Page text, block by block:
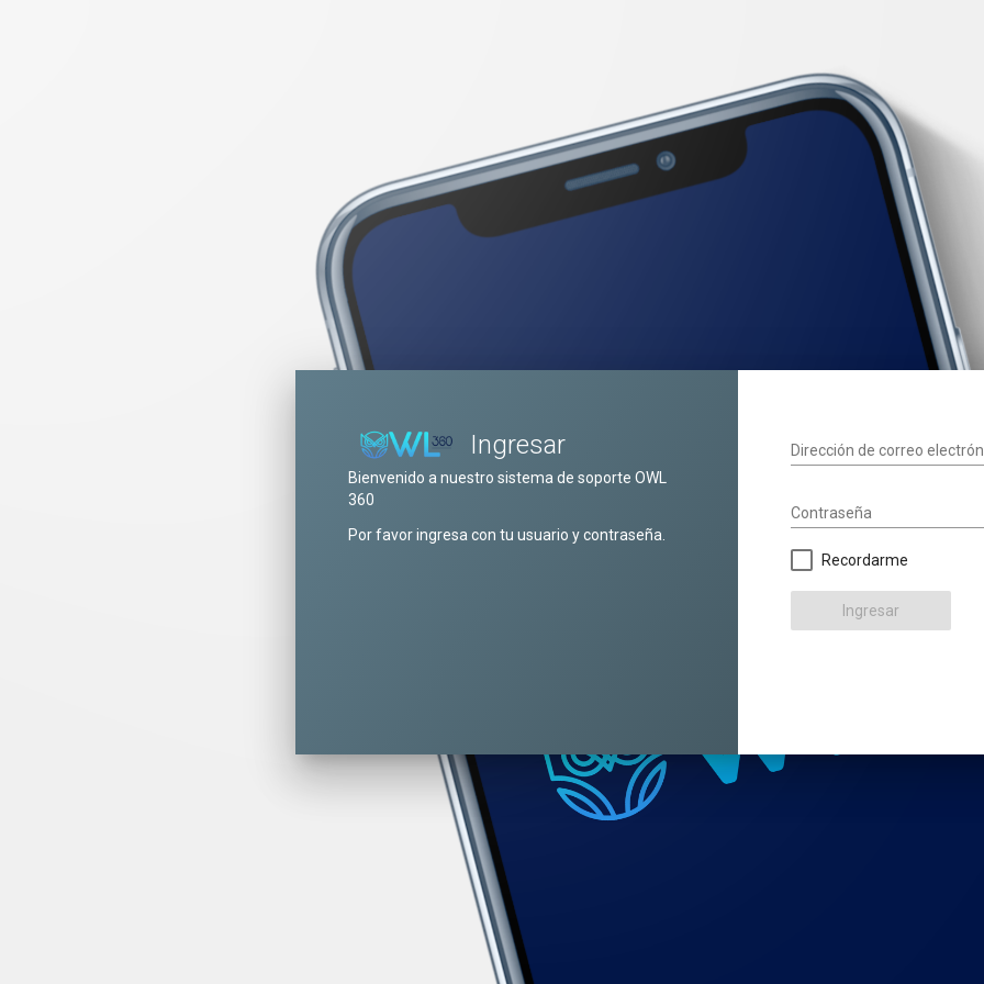
Ingresar
Bienvenido a nuestro sistema de soporte OWL
360
Por favor ingresa con tu usuario y contraseña.
Dirección de correo
Contraseña
Recordarme
Ingresar